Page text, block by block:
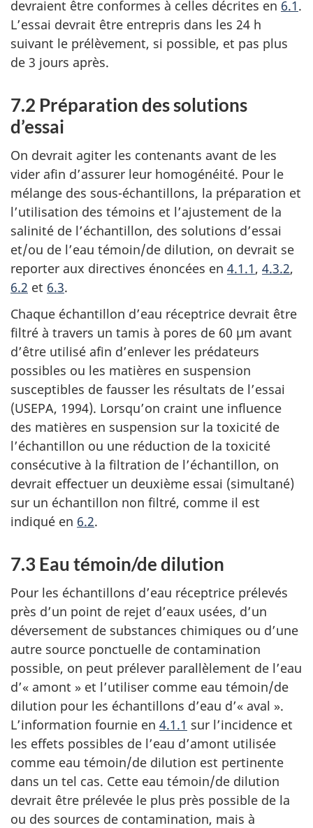
devraient être conformes à celles décrites en 6.1.
L’essai devrait être entrepris dans les 24 h
suivant le prélèvement, si possible, et pas plus
de 3 jours après.
7.2 Préparation des solutions
d’essai
On devrait agiter les contenants avant de les
vider afin d’assurer leur homogénéité. Pour le
mélange des sous-échantillons, la préparation et
l’utilisation des témoins et l’ajustement de la
salinité de l’échantillon, des solutions d’essai
et/ou de l’eau témoin/de dilution, on devrait se
reporter aux directives énoncées en 4.1.1, 4.3.2,
6.2 et 6.3.
Chaque échantillon d’eau réceptrice devrait être
filtré à travers un tamis à pores de 60 µm avant
d’être utilisé afin d’enlever les prédateurs
possibles ou les matières en suspension
susceptibles de fausser les résultats de l’essai
(USEPA, 1994). Lorsqu’on craint une influence
des matières en suspension sur la toxicité de
l’échantillon ou une réduction de la toxicité
consécutive à la filtration de l’échantillon, on
devrait effectuer un deuxième essai (simultané)
sur un échantillon non filtré, comme il est
indiqué en 6.2.
7.3 Eau témoin/de dilution
Pour les échantillons d’eau réceptrice prélevés
près d’un point de rejet d’eaux usées, d’un
déversement de substances chimiques ou d’une
autre source ponctuelle de contamination
possible, on peut prélever parallèlement de l’eau
d’« amont » et l’utiliser comme eau témoin/de
dilution pour les échantillons d’eau d’« aval ».
L’information fournie en 4.1.1 sur l’incidence et
les effets possibles de l’eau d’amont utilisée
comme eau témoin/de dilution est pertinente
dans un tel cas. Cette eau témoin/de dilution
devrait être prélevée le plus près possible de la
ou des sources de contamination, mais à